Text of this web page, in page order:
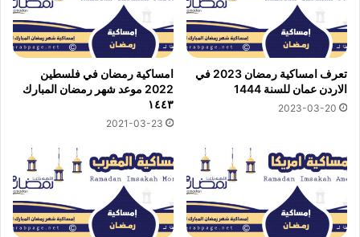
تعرف امساكية رمضان 2023 في
الاردن عمان للسنة 1444
2023-03-20
امساكية رمضان في فلسطين
2022 موعد شهر رمضان المبارك
١٤٤٣
2021-03-23